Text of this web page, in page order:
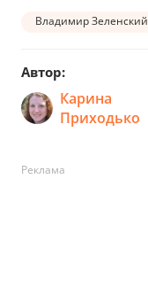
Владимир Зеленский
Автор:
Карина
Приходько
Реклама